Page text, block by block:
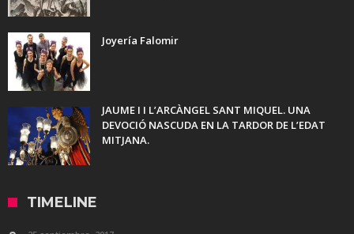
Joyería Falomir
JAUME I I L’ARCÀNGEL SANT MIQUEL. UNA
DEVOCIÓ NASCUDA EN LA TARDOR DE L’EDAT
MITJANA.
TIMELINE